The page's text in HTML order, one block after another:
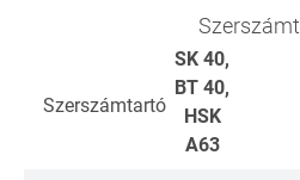
Szerszámtartó
SK 40,
BT 40,
HSK
A63